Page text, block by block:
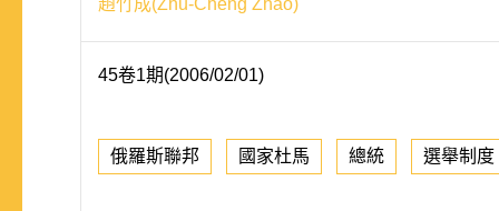
45卷1期(2006/02/01)
俄羅斯聯邦 國家杜馬 總統 選舉制度